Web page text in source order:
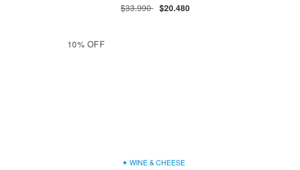
$33.990 $20.480
10% OFF
✦ WINE & CHEESE